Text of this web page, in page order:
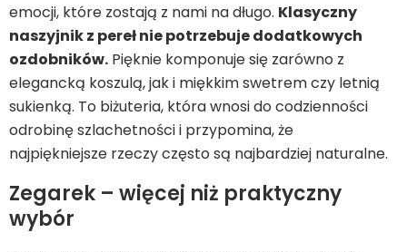
emocji, które zostają z nami na długo. Klasyczny
naszyjnik z pereł nie potrzebuje dodatkowych
ozdobników. Pięknie komponuje się zarówno z
elegancką koszulą, jak i miękkim swetrem czy letnią
sukienką. To biżuteria, która wnosi do codzienności
odrobinę szlachetności i przypomina, że
najpiękniejsze rzeczy często są najbardziej naturalne.
Zegarek – więcej niż praktyczny
wybór